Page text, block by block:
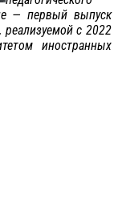
— первый выпуск
с 2022
иностранных